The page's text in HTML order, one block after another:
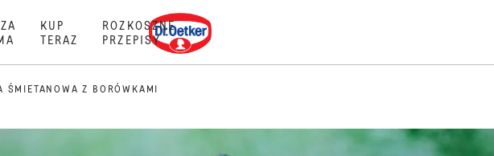
KUP
TERAZ
ROZKOSZNE
PRZEPISY
Dr. Oetker
ŚMIETANOWA Z BORÓWKAMI